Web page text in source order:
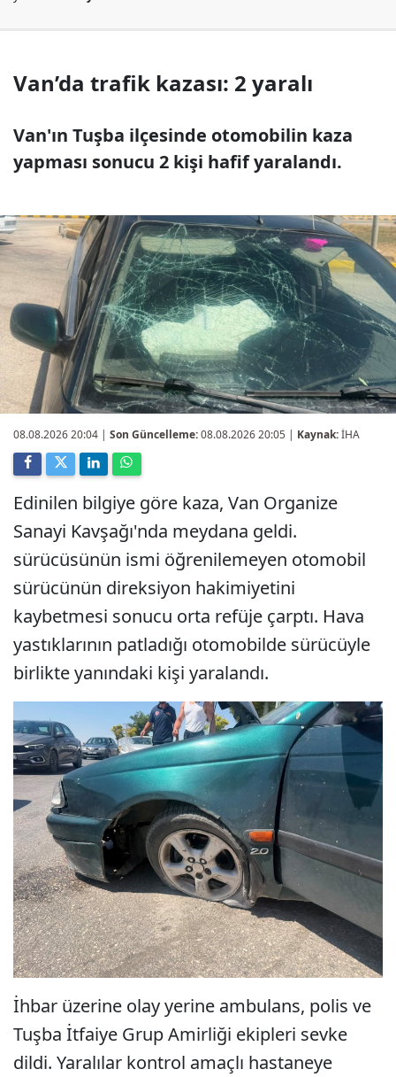
Van’da trafik kazası: 2 yaralı
Van'ın Tuşba ilçesinde otomobilin kaza
yapması sonucu 2 kişi hafif yaralandı.
08.08.2026 20:04 | Son Güncelleme:08.08.2026 20:05 | Kaynak:İHA
Edinilen bilgiye göre kaza, Van Organize
Sanayi Kavşağı'nda meydana geldi.
sürücüsünün ismi öğrenilemeyen otomobil
sürücünün direksiyon hakimiyetini
kaybetmesi sonucu orta refüje çarptı. Hava
yastıklarının patladığı otomobilde sürücüyle
birlikte yanındaki kişi yaralandı.
İhbar üzerine olay yerine ambulans, polis ve
Tuşba İtfaiye Grup Amirliği ekipleri sevke
dildi. Yaralılar kontrol amaçlı hastaneye